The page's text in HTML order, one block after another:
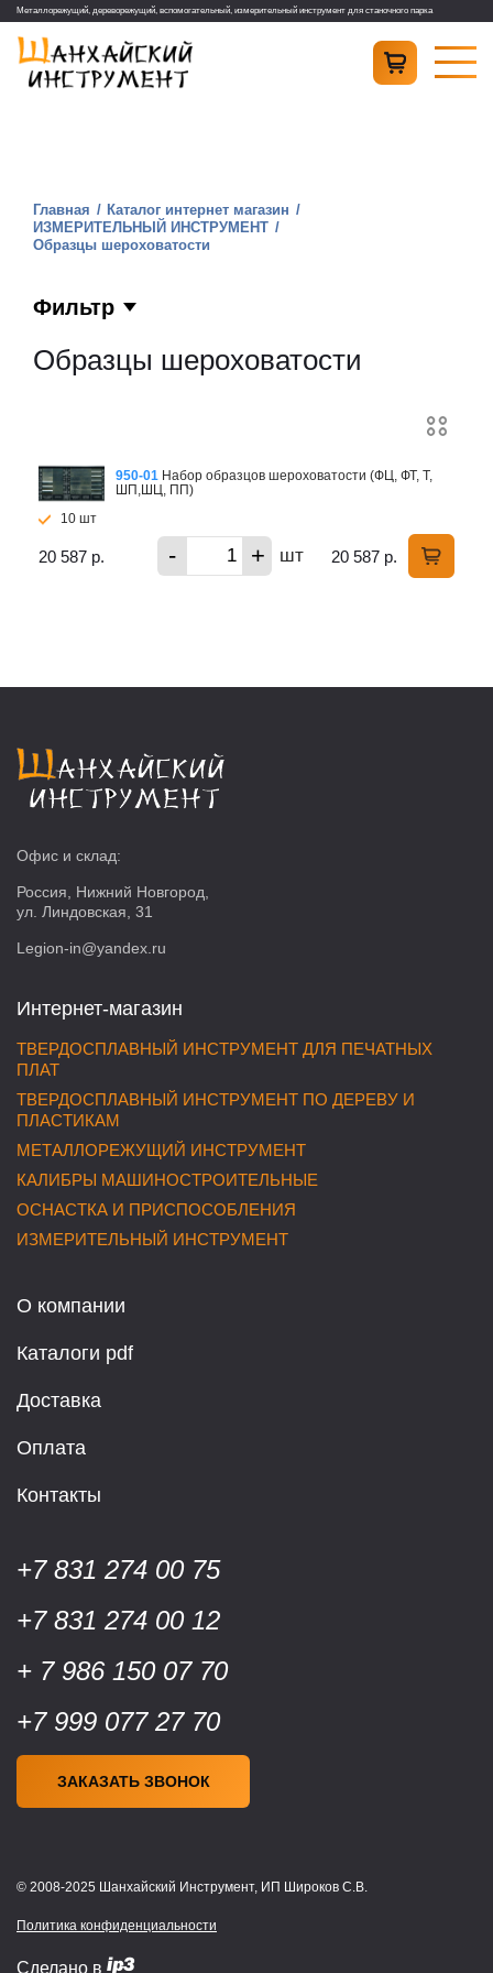
Металлорежущий, дереворежущий, вспомогательный, измерительный инструмент для станочного парка
Главная
Каталог интернет магазин
ИЗМЕРИТЕЛЬНЫЙ ИНСТРУМЕНТ
Образцы шероховатости
Фильтр
Образцы шероховатости
950-01 Набор образцов шероховатости (ФЦ, ФТ, Т,
ШП,ШЦ, ПП)
10 шт
20 587 р. - + шт 20 587 р.
Офис и склад:
Россия, Нижний Новгород,
ул. Линдовская, 31
Legion-in@yandex.ru
Интернет-магазин
ТВЕРДОСПЛАВНЫЙ ИНСТРУМЕНТ ДЛЯ ПЕЧАТНЫХ
ПЛАТ
ТВЕРДОСПЛАВНЫЙ ИНСТРУМЕНТ ПО ДЕРЕВУ И
ПЛАСТИКАМ
МЕТАЛЛОРЕЖУЩИЙ ИНСТРУМЕНТ
КАЛИБРЫ МАШИНОСТРОИТЕЛЬНЫЕ
ОСНАСТКА И ПРИСПОСОБЛЕНИЯ
ИЗМЕРИТЕЛЬНЫЙ ИНСТРУМЕНТ
О компании
Каталоги pdf
Доставка
Оплата
Контакты
+7 831 274 00 75
+7 831 274 00 12
+ 7 986 150 07 70
+7 999 077 27 70
ЗАКАЗАТЬ ЗВОНОК
© 2008-2025 Шанхайский Инструмент, ИП Широков С.В.
Политика конфиденциальности
Сделано в